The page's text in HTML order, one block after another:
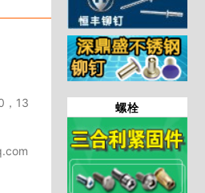
螺栓
，13